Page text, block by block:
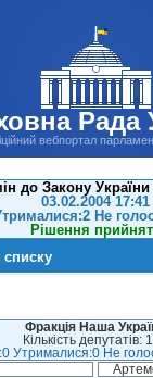
Рада
вебпортал
до Закону
03.02.2004 17:41
Не
Рішення
списку
Фракція Наша
Кількість депутатів:
Утрималися:0 Не